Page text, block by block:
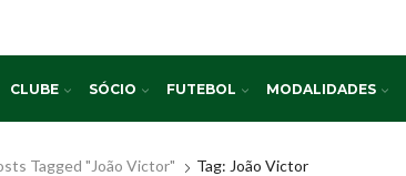
CLUBE SÓCIO FUTEBOL MODALIDADES
Tagged "João Victor" Tag: João Victor